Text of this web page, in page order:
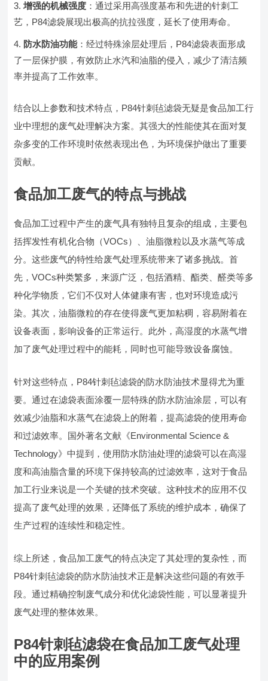
增强的机械强度 ：通过采用高强度基布和先进的针刺工
艺，P84滤袋展现出极高的抗拉强度，延长了使用寿命。
防水防油功能：经过特殊涂层处理后，P84滤袋表面形成
了一层保护膜，有效防止水汽和油脂的侵入，减少了清洁频
率并提高了工作效率。
结合以上参数和技术特点，P84针刺毡滤袋无疑是食品加工行
业中理想的废气处理解决方案。其强大的性能使其在面对复
杂多变的工作环境时依然表现出色，为环境保护做出了重要
贡献。
食品加工废气的特点与挑战
食品加工过程中产生的废气具有独特且复杂的组成，主要包
括挥发性有机化合物（VOCs）、油脂微粒以及水蒸气等成
分。这些废气的特性给废气处理系统带来了诸多挑战。首
先，VOCs种类繁多，来源广泛，包括酒精、酯类、醛类等多
种化学物质，它们不仅对人体健康有害，也对环境造成污
染。其次，油脂微粒的存在使得废气更加粘稠，容易附着在
设备表面，影响设备的正常运行。此外，高湿度的水蒸气增
加了废气处理过程中的能耗，同时也可能导致设备腐蚀。
针对这些特点，P84针刺毡滤袋的防水防油技术显得尤为重
要。通过在滤袋表面涂覆一层特殊的防水防油涂层，可以有
效减少油脂和水蒸气在滤袋上的附着，提高滤袋的使用寿命
和过滤效率。国外著名文献《Environmental Science &
Technology》中提到，使用防水防油处理的滤袋可以在高湿
度和高油脂含量的环境下保持较高的过滤效率，这对于食品
加工行业来说是一个关键的技术突破。这种技术的应用不仅
提高了废气处理的效果，还降低了系统的维护成本，确保了
生产过程的连续性和稳定性。
综上所述，食品加工废气的特点决定了其处理的复杂性，而
P84针刺毡滤袋的防水防油技术正是解决这些问题的有效手
段。通过精确控制废气成分和优化滤袋性能，可以显著提升
废气处理的整体效果。
P84针刺毡滤袋在食品加工废气处理
中的应用案例